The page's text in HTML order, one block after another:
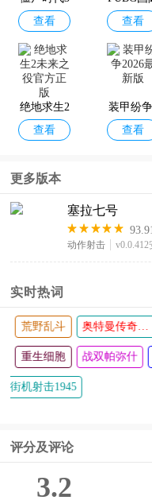
查看
服
查看
绝地求生2
未来之役
查看
装甲纷
026最新
查看
更多版本
塞拉七号
动作射击
实时热词
元气骑士国际版 荒野乱斗
滑雪大冒险官方正版 重生细
元气骑士新作
评分及评论
3.2